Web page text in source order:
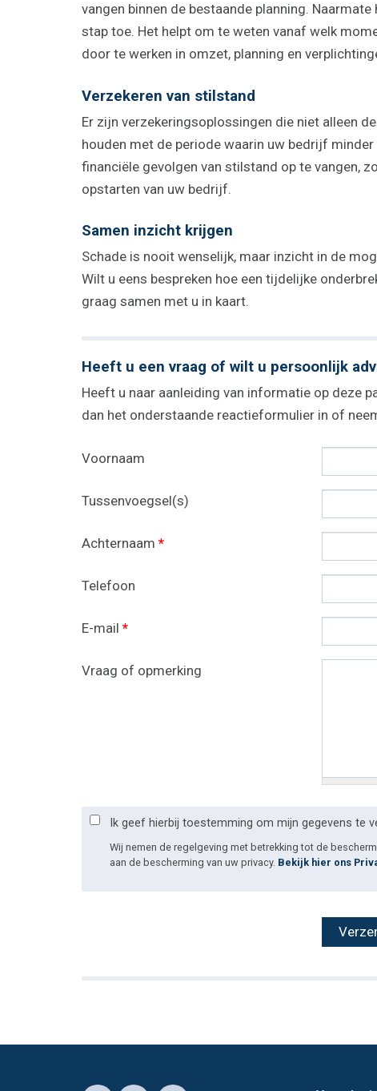
vangen binnen de bestaande planning.
stap toe. Het helpt om te weten vanaf welk
door te werken in omzet, planning en
Verzekeren van stilstand
Er zijn verzekeringsoplossingen die niet alleen
houden met de periode waarin uw bedrijf
financiële gevolgen van stilstand op te vangen,
opstarten van uw bedrijf.
Samen inzicht krijgen
Schade is nooit wenselijk, maar inzicht in de
Wilt u eens bespreken hoe een tijdelijke
graag samen met u in kaart.
Heeft u een vraag of wilt u persoonlijk
Heeft u naar aanleiding van informatie op deze
dan het onderstaande reactieformulier in of
Voornaam
Tussenvoegsel(s)
Achternaam *
Telefoon
E-mail *
Vraag of opmerking
Ik geef hierbij toestemming om mijn gegevens te
Wij nemen de regelgeving met betrekking tot de
aan de bescherming van uw privacy. Bekijk hier ons